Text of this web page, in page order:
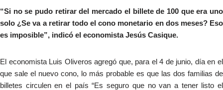
“Si no se pudo retirar del mercado el billete de 100 que era uno
solo ¿Se va a retirar todo el cono monetario en dos meses? Eso
es imposible”, indicó el economista Jesús Casique.
El economista Luis Oliveros agregó que, para el 4 de junio, día en el
que sale el nuevo cono, lo más probable es que las dos familias de
billetes circulen en el país “Es seguro que no van a tener listo el